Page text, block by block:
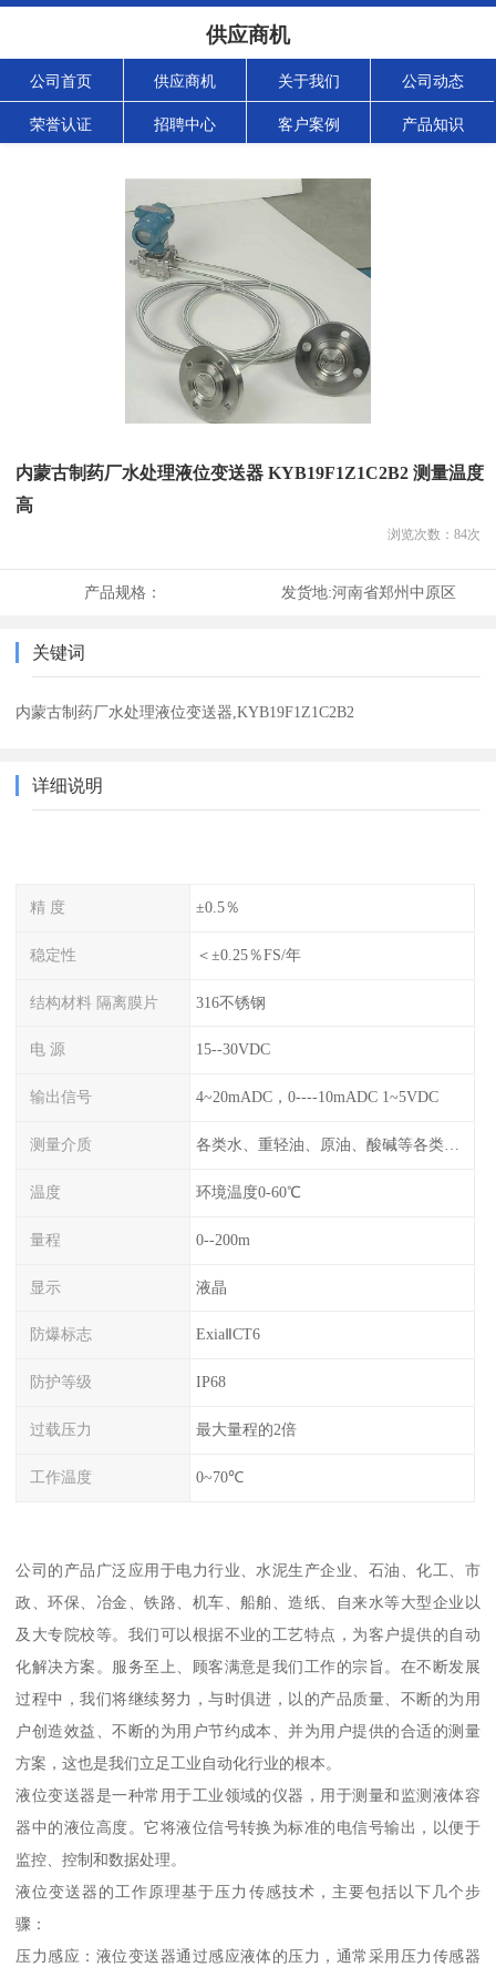
供应商机
公司首页 供应商机 关于我们 公司动态
荣誉认证 招聘中心 客户案例 产品知识
内蒙古制药厂水处理液位变送器 KYB19F1Z1C2B2 测量温度
高
浏览次数： 84次
产品规格： 发货地:河南省郑州中原区
关键词
内蒙古制药厂水处理液位变送器,KYB19F1Z1C2B2
详细说明
精 度 ±0.5％
稳定性 ＜±0.25％FS/年
结构材料 隔离膜片 316不锈钢
电 源 15--30VDC
输出信号 4~20mADC，0----10mADC 1~5VDC
测量介质 各类水、重轻油、原油、酸碱等各类腐蚀液
温度 环境温度0-60℃
量程 0--200m
显示 液晶
防爆标志 ExiaⅡCT6
防护等级 IP68
过载压力 最大量程的2倍
工作温度 0~70℃
公司的产品广泛应用于电力行业、水泥生产企业、石油、化工、市
政、环保、冶金、铁路、机车、船舶、造纸、自来水等大型企业以
及大专院校等。我们可以根据不业的工艺特点，为客户提供的自动
化解决方案。服务至上、顾客满意是我们工作的宗旨。在不断发展
过程中，我们将继续努力，与时俱进，以的产品质量、不断的为用
户创造效益、不断的为用户节约成本、并为用户提供的合适的测量
方案，这也是我们立足工业自动化行业的根本。
液位变送器是一种常用于工业领域的仪器，用于测量和监测液体容
器中的液位高度。它将液位信号转换为标准的电信号输出，以便于
监控、控制和数据处理。
液位变送器的工作原理基于压力传感技术，主要包括以下几个步
骤：
压力感应：液位变送器通过感应液体的压力，通常采用压力传感器